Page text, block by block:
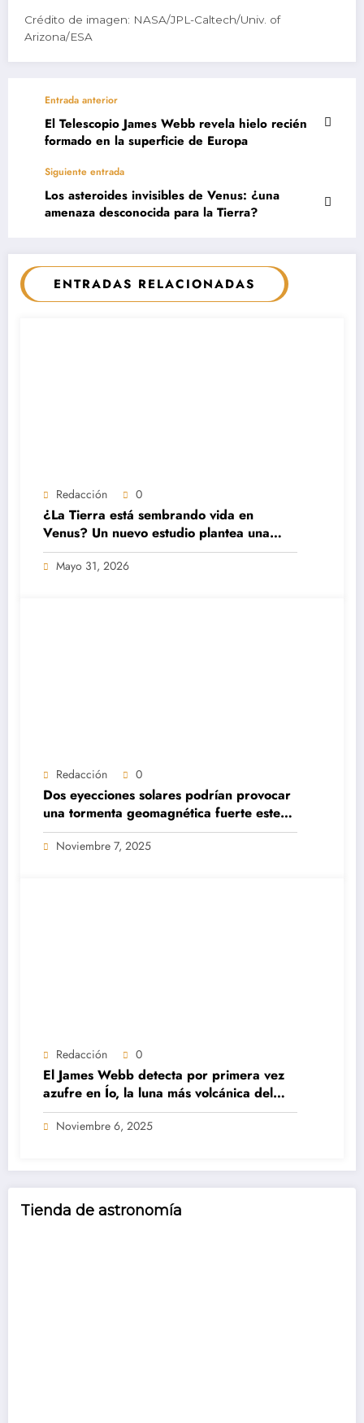
Crédito de imagen: NASA/JPL-Caltech/Univ. of
Arizona/ESA
Entrada anterior
El Telescopio James Webb revela hielo recién
formado en la superficie de Europa
Siguiente entrada
Los asteroides invisibles de Venus: ¿una
amenaza desconocida para la Tierra?
ENTRADAS RELACIONADAS
Redacción 0
¿La Tierra está sembrando vida en
Venus? Un nuevo estudio plantea una
sorprendente posibilidad
Mayo 31, 2026
Redacción 0
Dos eyecciones solares podrían provocar
una tormenta geomagnética fuerte este
fin de semana
Noviembre 7, 2025
Redacción 0
El James Webb detecta por primera vez
azufre en Ío, la luna más volcánica del
Sistema Solar
Noviembre 6, 2025
Tienda de astronomía